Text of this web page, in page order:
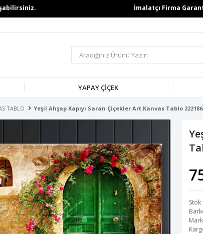
İmalatçı Firma
YAPAY ÇİÇEK
TABLO Yeşil Ahşap Kapıyı Saran Çiçekler Art Kanvas Tablo
Stok